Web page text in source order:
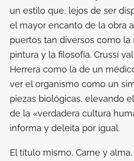
un estilo que, lejos de ser
el mayor encanto de la obra
puertos tan diversos como la
pintura y la filosofía. Crussí
Herrera como la de un
ver el organismo como un
piezas biológicas, elevando
de la «verdadera cultura
informa y deleita por igual.
El título mismo, Carne y alma